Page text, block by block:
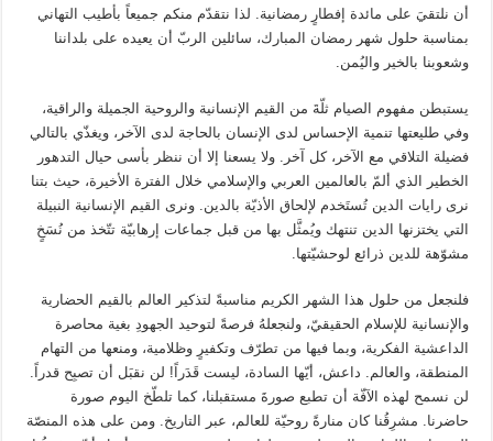
أن نلتقيَ على مائدة إفطارٍ رمضانية. لذا نتقدّم منكم جميعاً بأطيب التهاني
بمناسبة حلول شهر رمضان المبارك، سائلين الربّ أن يعيده على بلداننا
وشعوبنا بالخير واليُمن.
يستبطن مفهوم الصيام ثلّةَ من القيم الإنسانية والروحية الجميلة والراقية،
وفي طليعتها تنمية الإحساس لدى الإنسان بالحاجة لدى الآخر، ويغذّي بالتالي
فضيلة التلاقي مع الآخر، كل آخر. ولا يسعنا إلا أن ننظر بأسى حيال التدهور
الخطير الذي ألمّ بالعالمين العربي والإسلامي خلال الفترة الأخيرة، حيث بتنا
نرى رايات الدين تُستَخدم لإلحاق الأذيّة بالدين. ونرى القيم الإنسانية النبيلة
التي يختزنها الدين تنتهك ويُمثَّل بها من قبل جماعات إرهابيّة تتّخذ من نُسَخٍ
مشوّهة للدين ذرائع لوحشيّتها.
فلنجعل من حلول هذا الشهر الكريم مناسبةً لتذكير العالم بالقيم الحضارية
والإنسانية للإسلام الحقيقيّ، ولنجعلهُ فرصةً لتوحيد الجهودِ بغية محاصرة
الداعشية الفكرية، وبما فيها من تطرّف وتكفيرٍ وظلامية، ومنعها من التهام
المنطقة، والعالم. داعش، أيّها السادة، ليست قَدَراً! لن نقبَل أن تصبِح قدراً.
لن نسمح لهذه الآفّة أن تطبع صورةَ مستقبلنا، كما تلطّخ اليوم صورة
حاضرنا. مشرِقُنا كان منارةً روحيّة للعالم، عبر التاريخ. ومن على هذه المنصّة